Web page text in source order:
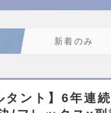
新着のみ
タント】6年連